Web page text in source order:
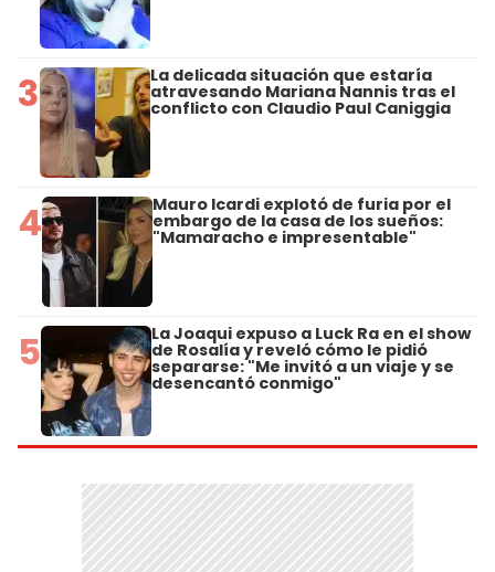
3 La delicada situación que estaría
atravesando Mariana Nannis tras el
conflicto con Claudio Paul Caniggia
4 Mauro Icardi explotó de furia por el
embargo de la casa de los sueños:
"Mamaracho e impresentable"
5 La Joaqui expuso a Luck Ra en el show
de Rosalía y reveló cómo le pidió
separarse: "Me invitó a un viaje y se
desencantó conmigo"